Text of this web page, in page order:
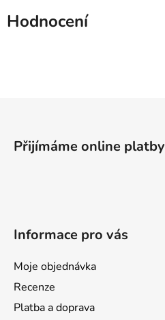
Hodnocení
Přijímáme online platby
Informace pro vás
Moje objednávka
Recenze
Platba a doprava